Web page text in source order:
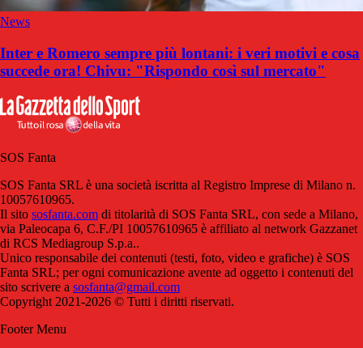
News
Inter e Romero sempre più lontani: i veri motivi e cosa
succede ora! Chivu: "Rispondo così sul mercato"
SOS Fanta
SOS Fanta SRL è una società iscritta al Registro Imprese di Milano n.
10057610965.
Il sito sosfanta.com di titolarità di SOS Fanta SRL, con sede a Milano,
via Paleocapa 6, C.F./PI 10057610965 è affiliato al network Gazzanet
di RCS Mediagroup S.p.a..
Unico responsabile dei contenuti (testi, foto, video e grafiche) è SOS
Fanta SRL; per ogni comunicazione avente ad oggetto i contenuti del
sito scrivere a sosfanta@gmail.com
Copyright 2021-2026 © Tutti i diritti riservati.
Footer Menu